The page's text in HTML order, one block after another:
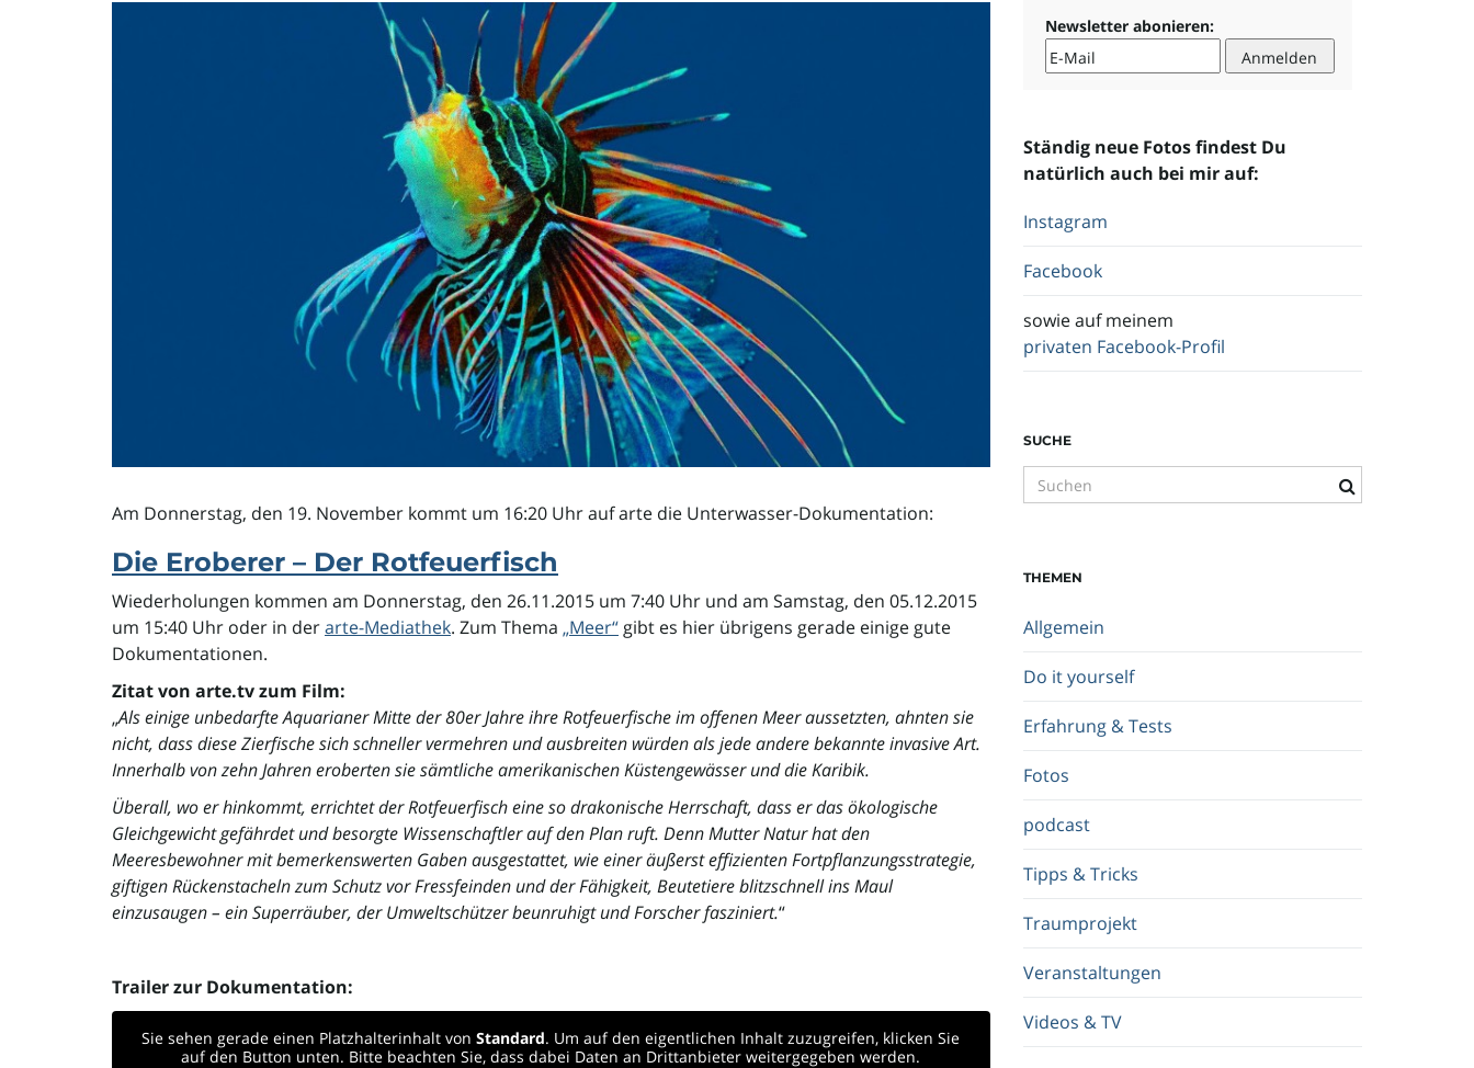
Am Donnerstag, den 19. November kommt um 16:20 Uhr auf arte die Unterwasser-Dokumentation:
Die Eroberer – Der Rotfeuerfisch
Wiederholungen kommen am Donnerstag, den 26.11.2015 um 7:40 Uhr und am Samstag, den 05.12.2015
um 15:40 Uhr oder in derarte-Mediathek. Zum Thema „Meer“ gibt es hier übrigens gerade einige gute
Dokumentationen.
Zitat von arte.tv zum Film:
„Als einige unbedarfte Aquarianer Mitte der 80er Jahre ihre Rotfeuerfische im offenen Meer aussetzten, ahnten sie
nicht, dass diese Zierfische sich schneller vermehren und ausbreiten würden als jede andere bekannte invasive Art.
Innerhalb von zehn Jahren eroberten sie sämtliche amerikanischen Küstengewässer und die Karibik.
Überall, wo er hinkommt, errichtet der Rotfeuerfisch eine so drakonische Herrschaft, dass er das ökologische
Gleichgewicht gefährdet und besorgte Wissenschaftler auf den Plan ruft. Denn Mutter Natur hat den
Meeresbewohner mit bemerkenswerten Gaben ausgestattet, wie einer äußerst effizienten Fortpflanzungsstrategie,
giftigen Rückenstacheln zum Schutz vor Fressfeinden und der Fähigkeit, Beutetiere blitzschnell ins Maul
einzusaugen – ein Superräuber, der Umweltschützer beunruhigt und Forscher fasziniert.“
Trailer zur Dokumentation:
Sie sehen gerade einen Platzhalterinhalt vonStandard. Um auf den eigentlichen Inhalt zuzugreifen, klicken Sie
auf den Button unten. Bitte beachten Sie, dass dabei Daten an Drittanbieter weitergegeben werden.
Newsletter abonieren:
Ständig neue Fotos findest Du
natürlich auch bei mir auf:
Instagram
Facebook
sowie auf meinem
privaten Facebook-Profil
SUCHE
u
b
g
i
f
.
.
.
THEMEN
Allgemein
Do it yourself
Erfahrung & Tests
Fotos
podcast
Tipps & Tricks
Traumprojekt
Veranstaltungen
Videos & TV